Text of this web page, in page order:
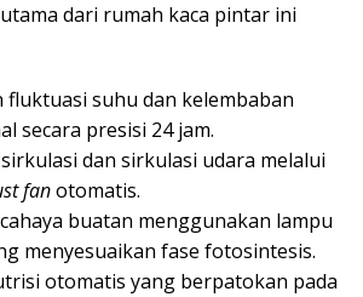
dari rumah kaca pintar ini
fluktuasi suhu dan kelembaban
secara presisi 24 jam.
dan sirkulasi udara melalui
fanotomatis.
buatan menggunakan lampu
menyesuaikan fase fotosintesis.
otomatis yang berpatokan pada